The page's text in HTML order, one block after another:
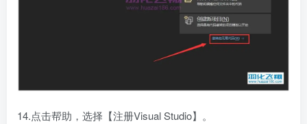
14.点击帮助，选择【注册Visual Studio】。